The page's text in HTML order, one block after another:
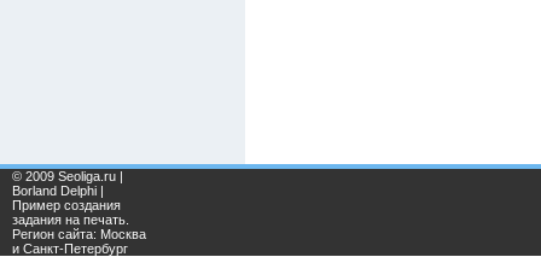
© 2009 Seoliga.ru |
Borland Delphi |
Пример создания
задания на печать.
Регион сайта: Москва
и Санкт-Петербург